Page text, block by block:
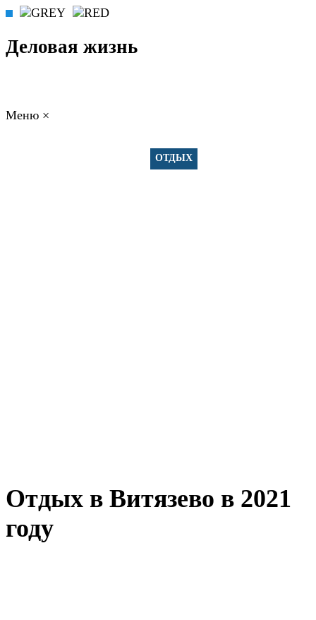
Деловая жизнь
Меню ×
ОТДЫХ
Отдых в Витязево в 2021
году